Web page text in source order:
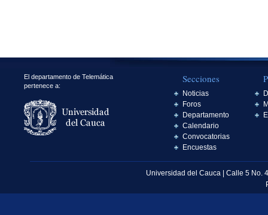
El departamento de Telemática
pertenece a:
Secciones
Noticias
Foros
Departamento
Calendario
Convocatorias
Encuestas
Universidad del Cauca | Calle 5 No.